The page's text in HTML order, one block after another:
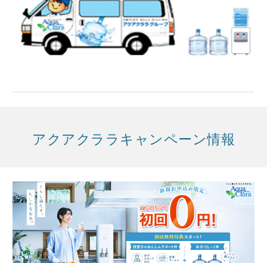
アクアクララキャンペーン情報